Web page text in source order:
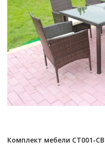
Комплект мебели CT001-